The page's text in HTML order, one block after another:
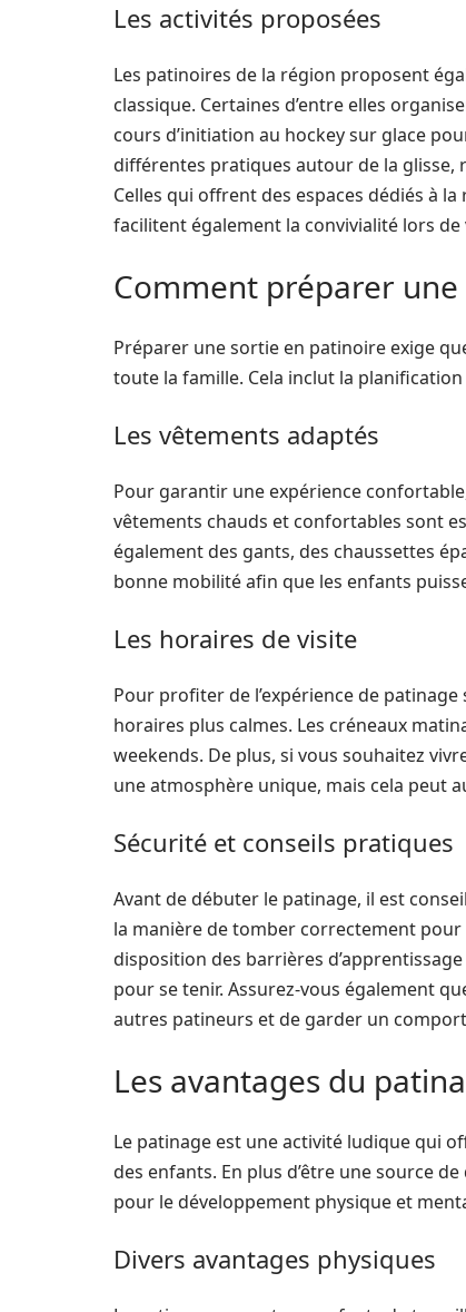
Les activités proposées
Les patinoires de la région proposent
classique. Certaines d’entre elles
cours d’initiation au hockey sur glace
différentes pratiques autour de la glisse,
Celles qui offrent des espaces dédiés à
facilitent également la convivialité lors de
Comment préparer
Préparer une sortie en patinoire exige
toute la famille. Cela inclut la
Les vêtements adaptés
Pour garantir une expérience
vêtements chauds et confortables sont
également des gants, des chaussettes
bonne mobilité afin que les enfants
Les horaires de visite
Pour profiter de l’expérience de
horaires plus calmes. Les créneaux
weekends. De plus, si vous souhaitez
une atmosphère unique, mais cela peut
Sécurité et conseils pratiques
Avant de débuter le patinage, il est
la manière de tomber correctement
disposition des barrières
pour se tenir. Assurez-vous également
autres patineurs et de garder un
Les avantages du
Le patinage est une activité ludique qui
des enfants. En plus d’être une source
pour le développement physique et
Divers avantages physiques